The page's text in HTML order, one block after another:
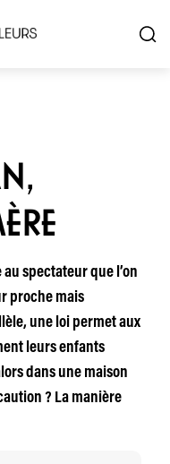
spectateur que l’on
proche mais
une loi permet aux
leurs enfants
dans une maison
? La manière